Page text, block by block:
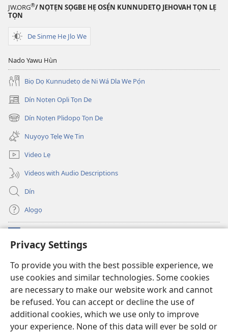
Privacy Settings
To provide you with the best possible experience, we
use cookies and similar technologies. Some cookies
are necessary to make our website work and cannot
be refused. You can accept or decline the use of
additional cookies, which we use only to improve
your experience. None of this data will ever be sold or
JW.ORG®/ NỌTẸN SỌGBE HẸ OSẸ́N KUNNUDETỌ JEHOVAH TỌN LẸ
TỌN
De Sinmẹ He Jlo We
Nado Yawu Hùn
Biọ Dọ Kunnudetọ de Ni Wá Dla We Pọ́n
Dín Nọtẹn Opli Tọn De
(opens
new
window)
Dín Nọtẹn Plidopọ Tọn De
(opens
new
window)
Nuyọyọ Tẹlẹ Wẹ Tin
Video Lẹ
Videos with Audio Descriptions
Dín
Alọgọ
(opens
new
Wesẹdotẹn Intẹnẹt Ji Tọn Watchtower Tọn
(opens
new
window)JW Hub
(opens
new
window)Azọ́nwanu JW Library